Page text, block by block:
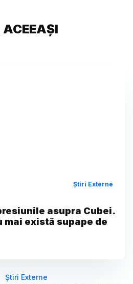
Știri Externe
asupra Cubei.
mai există supape de
Știri Externe